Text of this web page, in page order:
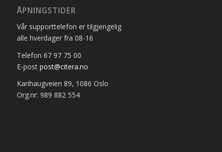
ÅPNINGSTIDER
Vår supporttelefon er tilgjengelig
alle hverdager fra 08-16
Telefon 67 97 75 00
E-post post@citera.no
Karihaugveien 89, 1086 Oslo
Org.nr: 989 882 554